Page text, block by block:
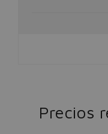
Precios